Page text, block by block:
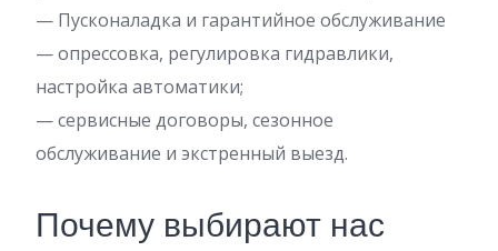
— Пусконаладка и гарантийное обслуживание
— опрессовка, регулировка гидравлики,
настройка автоматики;
— сервисные договоры, сезонное
обслуживание и экстренный выезд.
Почему выбирают нас